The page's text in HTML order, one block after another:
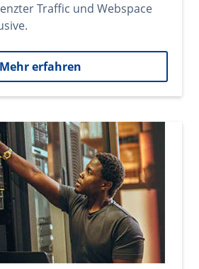
Traffic und Webspace
Mehr erfahren